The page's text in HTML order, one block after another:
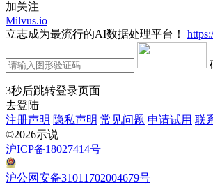
加关注
Milvus.io
立志成为最流行的AI数据处理平台！
3秒后跳转登录页面
去登陆
注册声明 隐私声明 常见问题 申请试用 联
©2026示说
沪ICP备18027414号
沪公网安备31011702004679号